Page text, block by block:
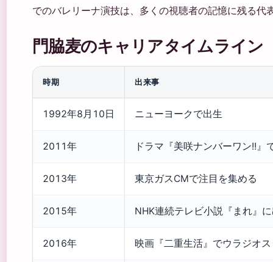
でのバレリーナ演技は、多くの視聴者の記憶に残る
門脇麦のキャリアタイムライン
時期 出来事
1992年8月10日 ニューヨークで出生
2011年 ドラマ『美咲ナンバーワン!!』
2013年 東京ガスCMで注目を集める
2015年 NHK連続テレビ小説『まれ』
2016年 映画『二重生活』でウラジオ